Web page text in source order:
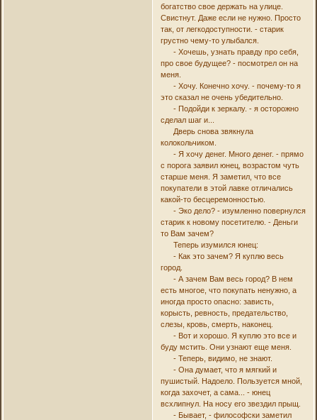
богатство свое держать на улице.
Свистнут. Даже если не нужно. Просто
так, от легкодоступности. - старик
грустно чему-то улыбался.
- Хочешь, узнать правду про себя,
про свое будущее? - посмотрел он на
меня.
- Хочу. Конечно хочу. - почему-то я
это сказал не очень убедительно.
- Подойди к зеркалу. - я осторожно
сделал шаг и...
Дверь снова звякнула
колокольчиком.
- Я хочу денег. Много денег. - прямо
с порога заявил юнец, возрастом чуть
старше меня. Я заметил, что все
покупатели в этой лавке отличались
какой-то бесцеремонностью.
- Эко дело? - изумленно повернулся
старик к новому посетителю. - Деньги
то Вам зачем?
Теперь изумился юнец:
- Как это зачем? Я куплю весь
город.
- А зачем Вам весь город? В нем
есть многое, что покупать ненужно, а
иногда просто опасно: зависть,
корысть, ревность, предательство,
слезы, кровь, смерть, наконец.
- Вот и хорошо. Я куплю это все и
буду мстить. Они узнают еще меня.
- Теперь, видимо, не знают.
- Она думает, что я мягкий и
пушистый. Надоело. Пользуется мной,
когда захочет, а сама... - юнец
всхлипнул. На носу его звездил прыщ.
- Бывает, - философски заметил